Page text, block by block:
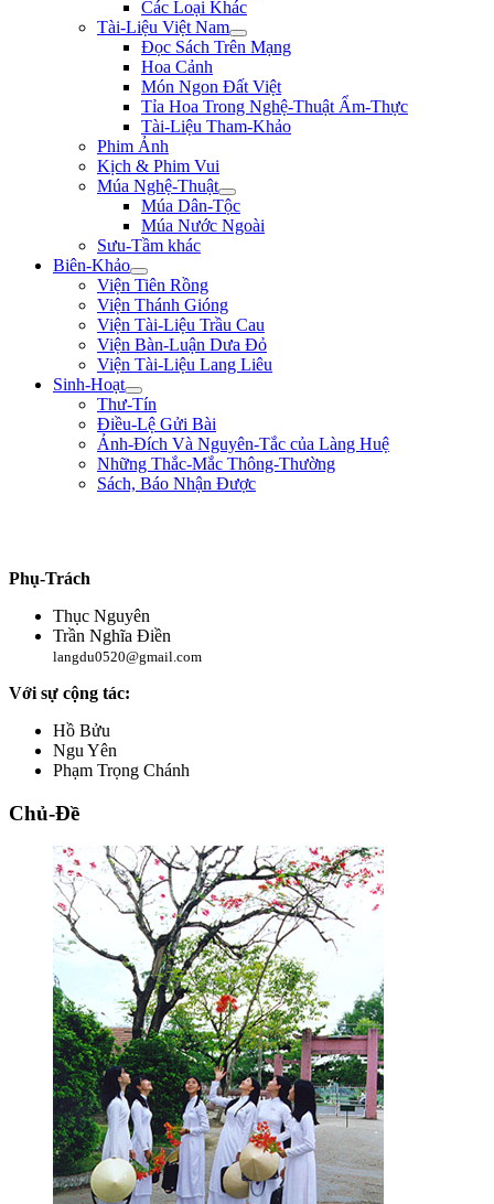
Các Loại Khác
Tài-Liệu Việt Nam
Đọc Sách Trên Mạng
Hoa Cảnh
Món Ngon Đất Việt
Tỉa Hoa Trong Nghệ-Thuật Ẩm-Thực
Tài-Liệu Tham-Khảo
Phim Ảnh
Kịch & Phim Vui
Múa Nghệ-Thuật
Múa Dân-Tộc
Múa Nước Ngoài
Sưu-Tầm khác
Biên-Khảo
Viện Tiên Rồng
Viện Thánh Gióng
Viện Tài-Liệu Trầu Cau
Viện Bàn-Luận Dưa Đỏ
Viện Tài-Liệu Lang Liêu
Sinh-Hoạt
Thư-Tín
Điều-Lệ Gửi Bài
Ảnh-Đích Và Nguyên-Tắc của Làng Huệ
Những Thắc-Mắc Thông-Thường
Sách, Báo Nhận Được
Phụ-Trách
Thục Nguyên
Trần Nghĩa Điền
langdu0520@gmail.com
Với sự cộng tác:
Hồ Bửu
Ngu Yên
Phạm Trọng Chánh
Chủ-Đề